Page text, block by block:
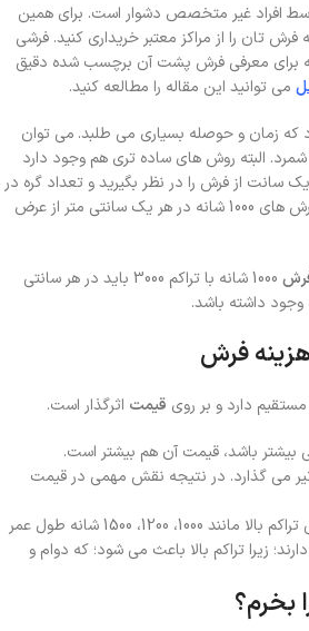
افراد غیر متخصص دشوار است. برای همین
تان را از مراکز معتبر خریداری کنید. فرشی
برای معرفی فرش پشت آن برچسب شده دقیق
می توانید این مقاله را مطالعه کنید.
زمان و حوصله بسیاری می طلبد. می توان
البته روش های ساده تری هم وجود دارد
یک سانت از فرش را در نظر بگیرید و تعداد گره در
این واحد را بشمارید. مثلاً در فرش های 1000 شانه در هر یک سانتی متر از عرض
1000 شانه با تراکم 3000 باید در هر سانتی
هزینه فرش
دارد و بر روی قیمت اثرگذار است.
بیشتر باشد، قیمت آن هم بیشتر است.
می گذارد. در نتیجه نقش مهمی در قیمت
گفته می شود فرش‌های ماشینی تراکم بالا مانند 1000، 1200، 1500 شانه طول عمر
به 500 شانه ها دارند؛ زیرا تراکم بالا باعث می شود؛ که دوام و
بخرم؟